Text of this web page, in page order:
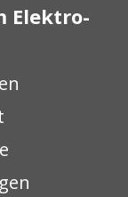
Elektro-